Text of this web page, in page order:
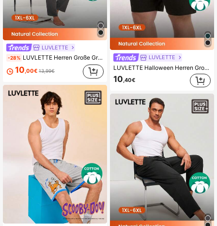
LUVLETTE
-28% LUVLETTE Herren Große Größen Grau Basic Weich 100% Reine Baumwolle Schlafanzug Hose als Oberbekleidung Luftige Pyjama Hose Herbst Baumwoll Pyjama
10,00€ 13,99€
LUVLETTE
LUVLETTE Halloween Herren Große Größen Frühling und Sommer Schwarz Basic Weich 100% Reine Baumwolle Schlafhose Loungehose als Oberbekleidung Luftige Pyjama Hose Pyjama
10,40€